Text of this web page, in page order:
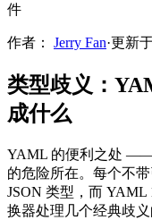
件
作者： Jerry Fan·更新
类型歧义：
成什么
YAML 的便利之处
的危险所在。每个不
JSON 类型，而
换器处理几个经典歧义